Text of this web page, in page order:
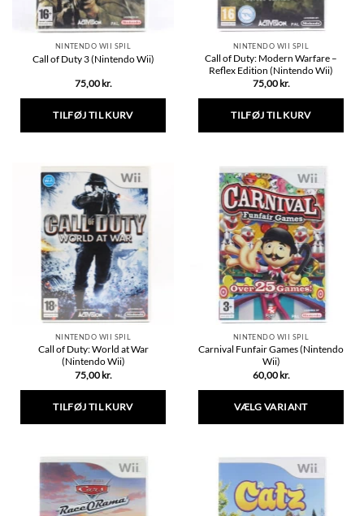
NINTENDO WII SPIL
Call of Duty 3 (Nintendo Wii)
75,00 kr.
TILFØJ TIL KURV
NINTENDO WII SPIL
Call of Duty: Modern Warfare –
Reflex Edition (Nintendo Wii)
75,00 kr.
TILFØJ TIL KURV
NINTENDO WII SPIL
Call of Duty: World at War
(Nintendo Wii)
75,00 kr.
TILFØJ TIL KURV
NINTENDO WII SPIL
Carnival Funfair Games (Nintendo
Wii)
60,00 kr.
VÆLG VARIANT
har
flere
varianter.
Mulighederne